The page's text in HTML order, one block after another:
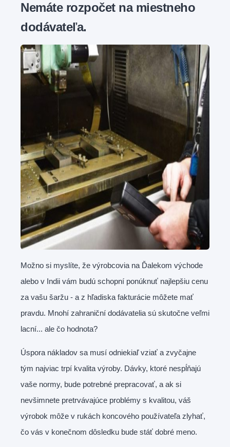
Nemáte rozpočet na miestneho
dodávateľa.
Možno si myslíte, že výrobcovia na Ďalekom východe
alebo v Indii vám budú schopní ponúknuť najlepšiu cenu
za vašu šaržu - a z hľadiska fakturácie môžete mať
pravdu. Mnohí zahraniční dodávatelia sú skutočne veľmi
lacní... ale čo hodnota?
Úspora nákladov sa musí odniekiaľ vziať a zvyčajne
tým najviac trpí kvalita výroby. Dávky, ktoré nespĺňajú
vaše normy, bude potrebné prepracovať, a ak si
nevšimnete pretrvávajúce problémy s kvalitou, váš
výrobok môže v rukách koncového používateľa zlyhať,
čo vás v konečnom dôsledku bude stáť dobré meno.